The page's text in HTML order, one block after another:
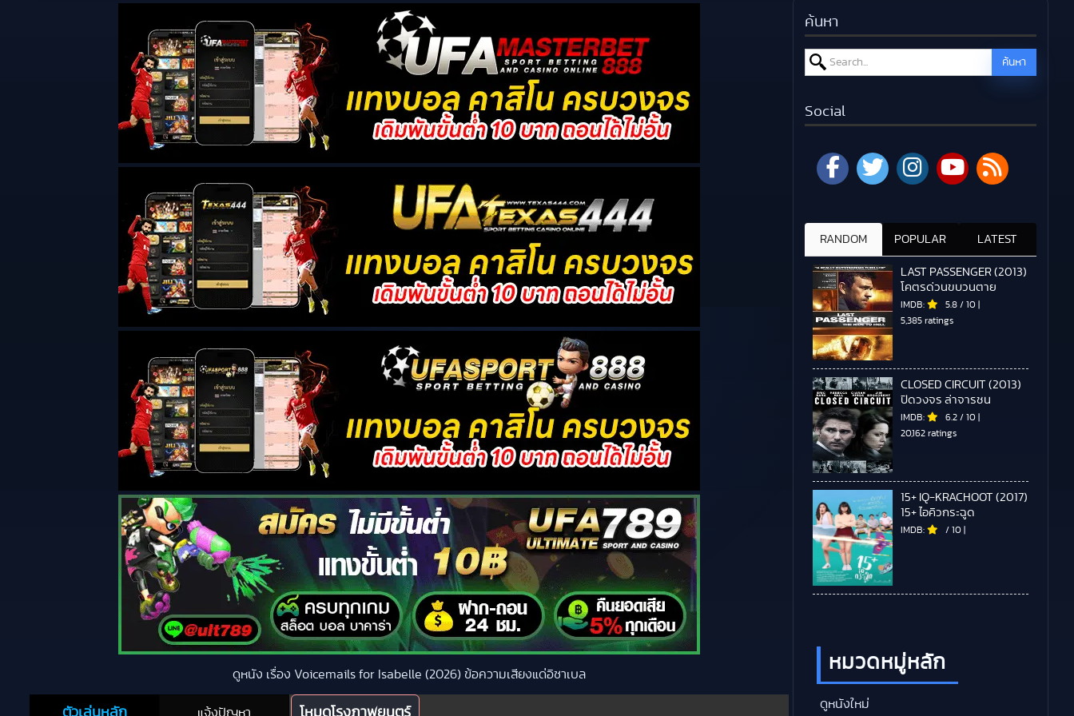
ดูหนัง เรื่อง Voicemails for Isabelle (2026) ข้อความเสียงแด่อิซาเบล
แจ้งปัญหา
ค้นหา
Search for: ค้นหา
Social
RANDOM POPULAR LATEST
LAST PASSENGER (2013)
โคตรด่วนขบวนตาย
IMDB: 5.8 / 10
5,385 ratings
CLOSED CIRCUIT (2013)
ปิดวงจร ล่าจารชน
IMDB: 6.2 / 10
20,162 ratings
15+ IQ-KRACHOOT (2017)
15+ ไอคิวกระฉูด
IMDB: / 10
หมวดหมู่หลัก
ดูหนังใหม่